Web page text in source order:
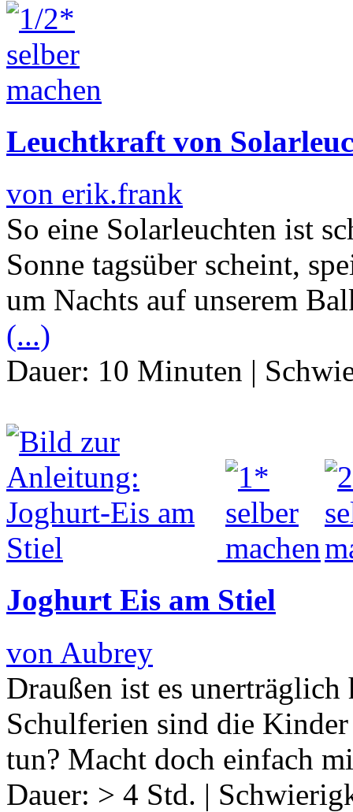
Leuchtkraft von
von erik.frank
So eine Solarleuchten ist
Sonne tagsüber scheint,
um Nachts auf unserem
(...)
Dauer: 10 Minuten |
Joghurt Eis am Stiel
von Aubrey
Draußen ist es
Schulferien sind die
tun? Macht doch einfach
Dauer: > 4 Std. |